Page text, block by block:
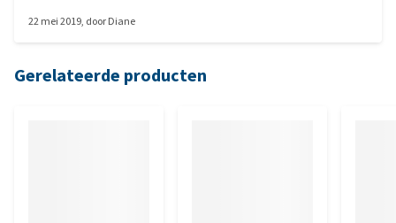
22 mei 2019, doorDiane
Gerelateerde producten